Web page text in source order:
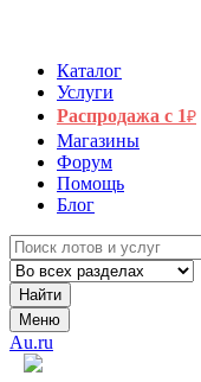
Каталог
Услуги
Распродажа с 1₽
Магазины
Форум
Помощь
Блог
Найти
Меню
Au.ru